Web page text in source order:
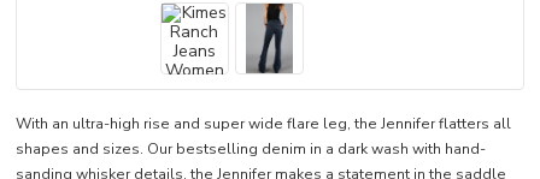
With an ultra-high rise and super wide flare leg, the Jennifer flatters all
shapes and sizes. Our bestselling denim in a dark wash with hand-
sanding whisker details, the Jennifer makes a statement in the saddle